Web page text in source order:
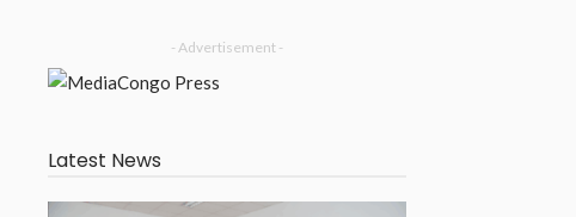
- Advertisement -
Latest News